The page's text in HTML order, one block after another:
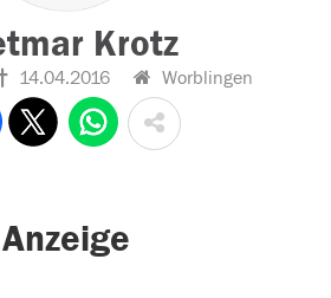
Krotz
14.04.2016 Worblingen
Anzeige